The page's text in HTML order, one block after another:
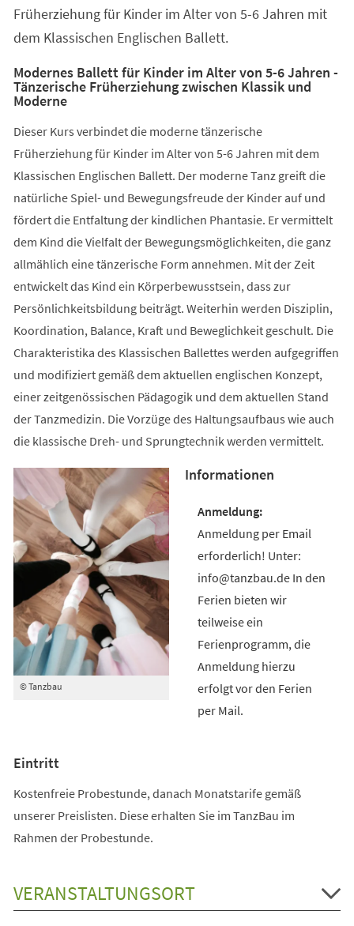
Früherziehung für Kinder im Alter von 5-6 Jahren mit
dem Klassischen Englischen Ballett.
Modernes Ballett für Kinder im Alter von 5-6 Jahren -
Tänzerische Früherziehung zwischen Klassik und
Moderne
Dieser Kurs verbindet die moderne tänzerische
Früherziehung für Kinder im Alter von 5-6 Jahren mit dem
Klassischen Englischen Ballett. Der moderne Tanz greift die
natürliche Spiel- und Bewegungsfreude der Kinder auf und
fördert die Entfaltung der kindlichen Phantasie. Er vermittelt
dem Kind die Vielfalt der Bewegungsmöglichkeiten, die ganz
allmählich eine tänzerische Form annehmen. Mit der Zeit
entwickelt das Kind ein Körperbewusstsein, dass zur
Persönlichkeitsbildung beiträgt. Weiterhin werden Disziplin,
Koordination, Balance, Kraft und Beweglichkeit geschult. Die
Charakteristika des Klassischen Ballettes werden aufgegriffen
und modifiziert gemäß dem aktuellen englischen Konzept,
einer zeitgenössischen Pädagogik und dem aktuellen Stand
der Tanzmedizin. Die Vorzüge des Haltungsaufbaus wie auch
die klassische Dreh- und Sprungtechnik werden vermittelt.
© Tanzbau
Informationen
Anmeldung per Email
erforderlich! Unter:
info@tanzbau.de In den
Ferien bieten wir
teilweise ein
Ferienprogramm, die
Anmeldung hierzu
erfolgt vor den Ferien
per Mail.
Eintritt
Kostenfreie Probestunde, danach Monatstarife gemäß
unserer Preislisten. Diese erhalten Sie im TanzBau im
Rahmen der Probestunde.
VERANSTALTUNGSORT